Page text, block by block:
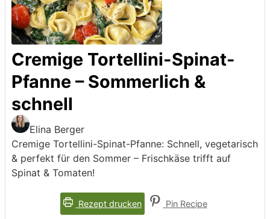
Cremige Tortellini-Spinat-
Pfanne – Sommerlich &
schnell
Elina Berger
Cremige Tortellini-Spinat-Pfanne: Schnell, vegetarisch
& perfekt für den Sommer – Frischkäse trifft auf
Spinat & Tomaten!
Rezept drucken Pin Recipe